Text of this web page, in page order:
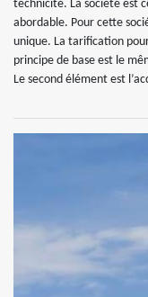
technicité. La société est
abordable. Pour cette
unique. La tarification
principe de base est le
Le second élément est